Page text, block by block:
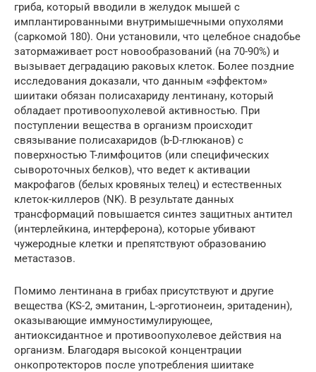
гриба, который вводили в желудок мышей с
имплантированными внутримышечными опухолями
(саркомой 180). Они установили, что целебное снадобье
затормаживает рост новообразований (на 70-90%) и
вызывает деградацию раковых клеток. Более поздние
исследования доказали, что данным «эффектом»
шиитаки обязан полисахариду лентинану, который
обладает противоопухолевой активностью. При
поступлении вещества в организм происходит
связывание полисахаридов (b-D-глюканов) с
поверхностью T-лимфоцитов (или специфических
сывороточных белков), что ведет к активации
макрофагов (белых кровяных телец) и естественных
клеток-киллеров (NK). В результате данных
трансформаций повышается синтез защитных антител
(интерлейкина, интерферона), которые убивают
чужеродные клетки и препятствуют образованию
метастазов.
Помимо лентинана в грибах присутствуют и другие
вещества (KS-2, эмитанин, L-эрготионеин, эритаденин),
оказывающие иммуностимулирующее,
антиоксидантное и противоопухолевое действия на
организм. Благодаря высокой концентрации
онкопротекторов после употребления шиитаке